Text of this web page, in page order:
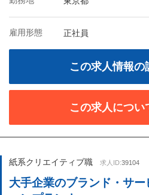
雇用形態 正社員
この求人情報の
この求人につい
紙系クリエイティブ職 求人ID:39104
大手企業のブランド・サ